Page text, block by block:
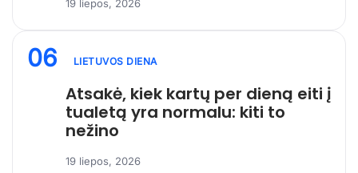
19 liepos, 2026
06 LIETUVOS DIENA
Atsakė, kiek kartų per dieną eiti į
tualetą yra normalu: kiti to
nežino
19 liepos, 2026